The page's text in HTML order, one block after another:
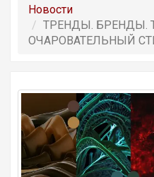
Новости
ТРЕНДЫ. БРЕНДЫ.
ОЧАРОВАТЕЛЬНЫЙ